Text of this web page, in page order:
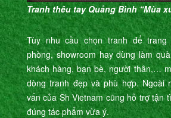
Tranh thêu tay Quảng Bình “Mùa
Tùy nhu cầu chọn tranh để
phòng, showroom hay dùng làm
khách hàng, bạn bè, người thân,…
dòng tranh đẹp và phù hợp. Ngoài
vấn của Sh Vietnam cũng hỗ trợ tận
đúng tác phẩm vừa ý.